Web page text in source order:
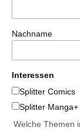
Nachname
Interessen
Splitter Comics
Splitter Manga+
Welche Themen